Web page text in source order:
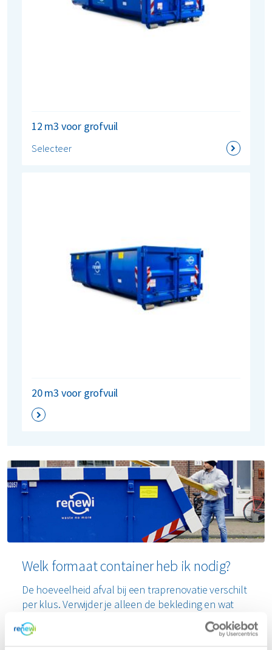
12 m3 voor grofvuil
Selecteer
20 m3 voor grofvuil
Welk formaat container heb ik nodig?
De hoeveelheid afval bij een traprenovatie verschilt
per klus. Verwijder je alleen de bekleding en wat
lijm- of houtresten? Dan is een container van 12 m³
vaak voldoende. Ook wanneer je grondiger te werk